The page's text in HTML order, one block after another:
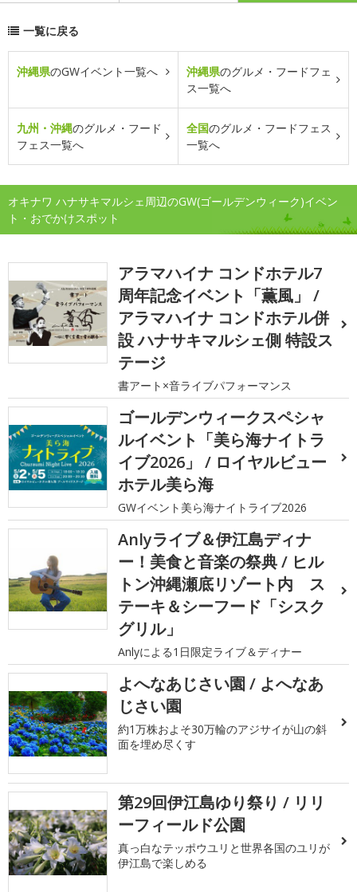
一覧に戻る
沖縄県のGWイベント一覧へ 沖縄県のグルメ・フードフェ
ス一覧へ
九州・沖縄のグルメ・フード
フェス一覧へ
全国のグルメ・フードフェス
一覧へ
オキナワ ハナサキマルシェ周辺のGW(ゴールデンウィーク)イベン
ト・おでかけスポット
アラマハイナ コンドホテル7
周年記念イベント「薫風」 /
アラマハイナ コンドホテル併
設 ハナサキマルシェ側 特設ス
テージ
書アート×音ライブパフォーマンス
ゴールデンウィークスペシャ
ルイベント「美ら海ナイトラ
イブ2026」 / ロイヤルビュー
ホテル美ら海
GWイベント美ら海ナイトライブ2026
Anlyライブ＆伊江島ディナ
ー！美食と音楽の祭典 / ヒル
トン沖縄瀬底リゾート内 ス
テーキ＆シーフード「シスク
グリル」
Anlyによる1日限定ライブ＆ディナー
よへなあじさい園 / よへなあ
じさい園
約1万株およそ30万輪のアジサイが山の斜
面を埋め尽くす
第29回伊江島ゆり祭り / リリ
ーフィールド公園
真っ白なテッポウユリと世界各国のユリが
伊江島で楽しめる